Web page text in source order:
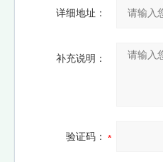
详细地址：
补充说明：
验证码：